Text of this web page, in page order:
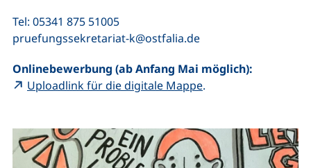
Tel: 05341 875 51005
pruefungssekretariat-k@ostfalia.de
Onlinebewerbung (ab Anfang Mai möglich):
Uploadlink für die digitale Mappe(externer Link,
.